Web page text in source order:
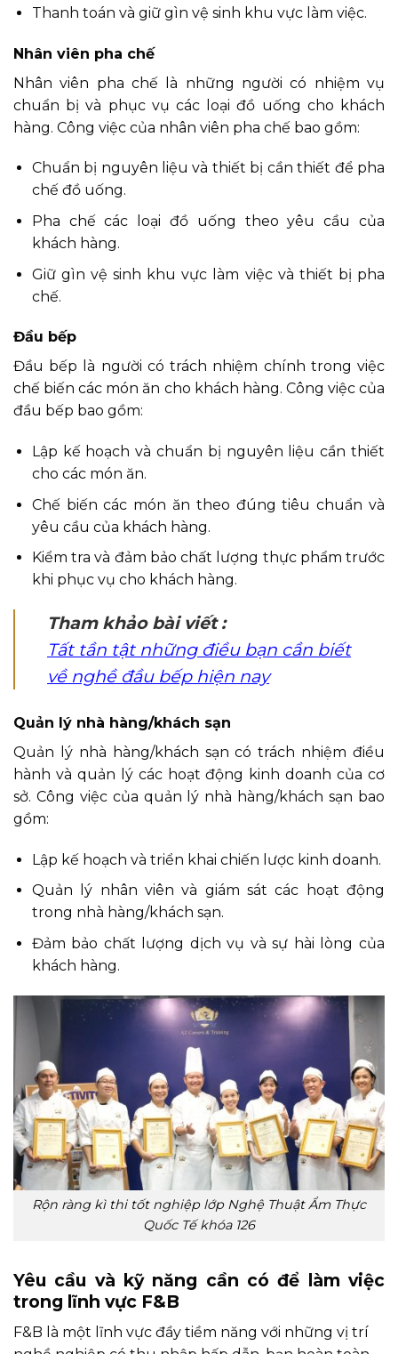
Thanh toán và giữ gìn vệ sinh khu vực làm việc.
Nhân viên pha chế
Nhân viên pha chế là những người có nhiệm vụ
chuẩn bị và phục vụ các loại đồ uống cho khách
hàng. Công việc của nhân viên pha chế bao gồm:
Chuẩn bị nguyên liệu và thiết bị cần thiết để pha
chế đồ uống.
Pha chế các loại đồ uống theo yêu cầu của
khách hàng.
Giữ gìn vệ sinh khu vực làm việc và thiết bị pha
chế.
Đầu bếp
Đầu bếp là người có trách nhiệm chính trong việc
chế biến các món ăn cho khách hàng. Công việc của
đầu bếp bao gồm:
Lập kế hoạch và chuẩn bị nguyên liệu cần thiết
cho các món ăn.
Chế biến các món ăn theo đúng tiêu chuẩn và
yêu cầu của khách hàng.
Kiểm tra và đảm bảo chất lượng thực phẩm trước
khi phục vụ cho khách hàng.
Tham khảo bài viết :
Tất tần tật những điều bạn cần biết
về nghề đầu bếp hiện nay
Quản lý nhà hàng/khách sạn
Quản lý nhà hàng/khách sạn có trách nhiệm điều
hành và quản lý các hoạt động kinh doanh của cơ
sở. Công việc của quản lý nhà hàng/khách sạn bao
gồm:
Lập kế hoạch và triển khai chiến lược kinh doanh.
Quản lý nhân viên và giám sát các hoạt động
trong nhà hàng/khách sạn.
Đảm bảo chất lượng dịch vụ và sự hài lòng của
khách hàng.
Rộn ràng kì thi tốt nghiệp lớp Nghệ Thuật Ẩm Thực
Quốc Tế khóa 126
Yêu cầu và kỹ năng cần có để làm việc
trong lĩnh vực F&B
F&B là một lĩnh vực đầy tiềm năng với những vị trí